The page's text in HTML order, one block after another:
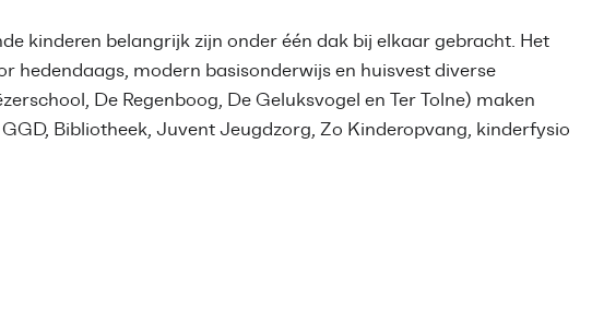
kinderen belangrijk zijn onder één dak bij elkaar gebracht. Het
modern basisonderwijs en huisvest diverse
De Regenboog, De Geluksvogel en Ter Tolne) maken
Bibliotheek, Juvent Jeugdzorg, Zo Kinderopvang, kinderfysio